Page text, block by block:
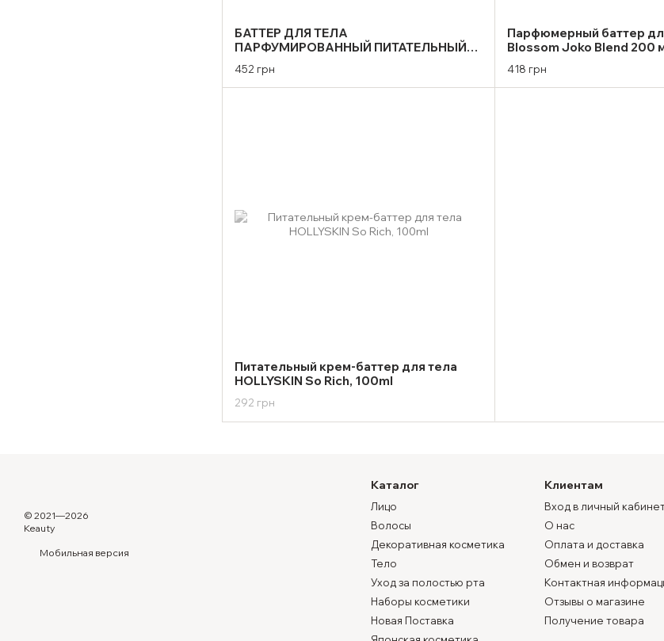
БАТТЕР ДЛЯ ТЕЛА
ПАРФУМИРОВАННЫЙ ПИТАТЕЛЬНЫЙ
HOLLYSKIN BODY TREAT CASHMERE 200
Г
452 грн
Парфюмерный баттер
Blossom Joko Blend 200
418 грн
Питательный крем-баттер для тела
HOLLYSKIN So Rich, 100ml
292 грн
© 2021—2026
Keauty
Мобильная версия
Каталог
Лицо
Волосы
Декоративная косметика
Тело
Уход за полостью рта
Наборы косметики
Новая Поставка
Клиентам
Вход в личный
О нас
Оплата и доставка
Обмен и возврат
Контактная
Отзывы о магазине
Получение товара